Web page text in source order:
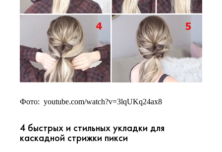
Фото: youtube.com/watch?v=3lqUKq24ax8
4 быстрых и стильных укладки для
каскадной стрижки пикси